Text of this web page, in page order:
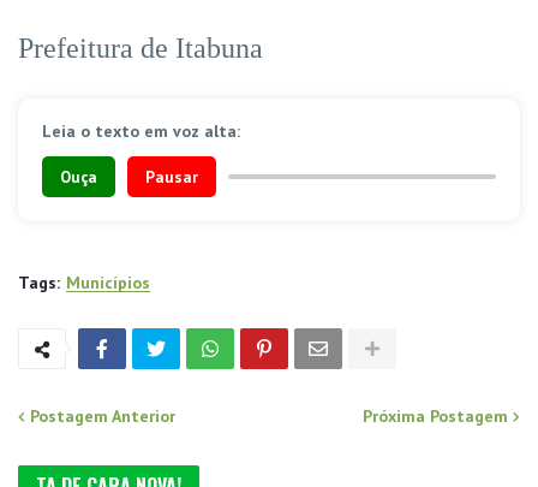
Prefeitura de Itabuna
Leia o texto em voz alta:
Ouça Pausar
Tags: Municípios
Postagem Anterior Próxima Postagem